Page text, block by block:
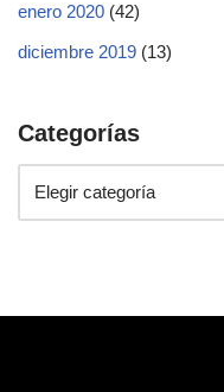
enero 2020 (42)
diciembre 2019 (13)
Categorías